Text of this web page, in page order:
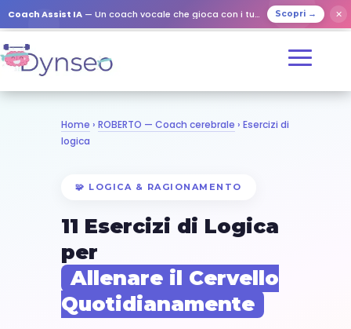
Coach Assist IA — Un coach vocale che gioca con i tuoi cari Scopri → ✕
Home ›ROBERTO — Coach cerebrale › Esercizi di
logica
🧩 LOGICA & RAGIONAMENTO
11 Esercizi di Logica
per
Allenare il Cervello
Quotidianamente